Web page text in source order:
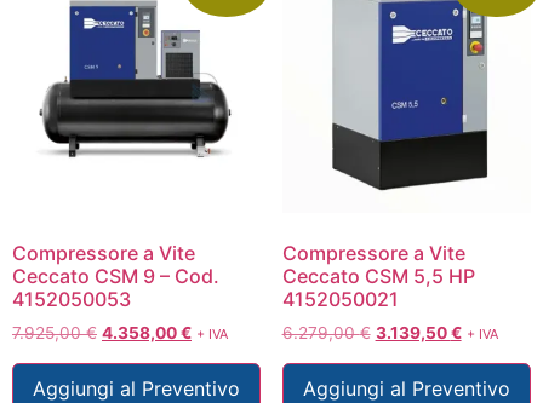
Compressore a Vite
Ceccato CSM 9 – Cod.
4152050053
7.925,00€ 4.358,00€ + IVA
Aggiungi al Preventivo
Compressore a Vite
Ceccato CSM 5,5 HP
4152050021
6.279,00€ 3.139,50€ + IVA
Aggiungi al Preventivo